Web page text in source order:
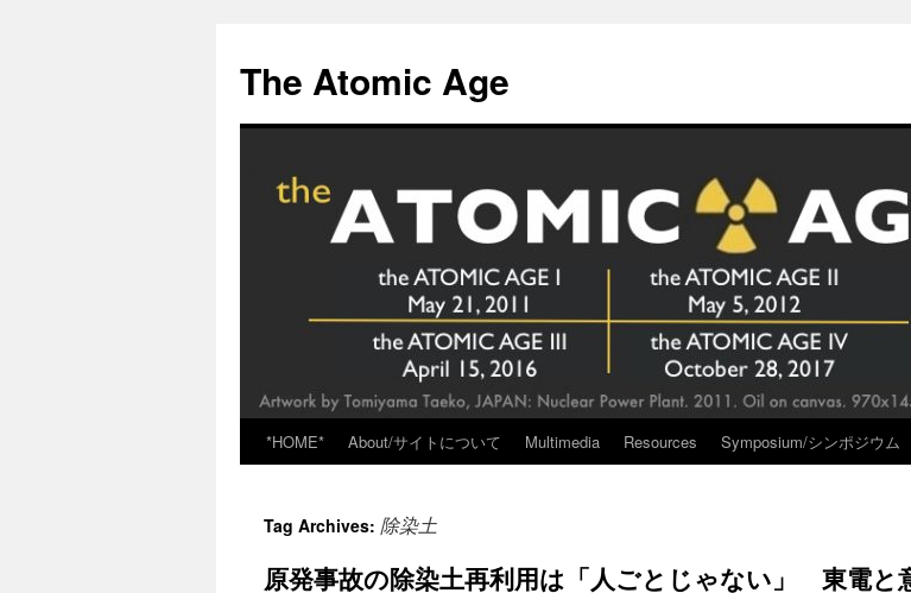
content
The Atomic Age
*HOME* About/サイトについて Multimedia Resources Symposium/シンポジウム
Tag Archives: 除染土
原発事故の除染土再利用は「人ごとじゃない」 東電と